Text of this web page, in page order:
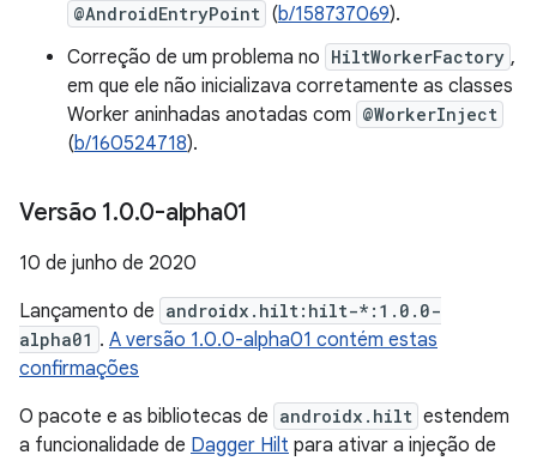
@AndroidEntryPoint (b/158737069).
Correção de um problema no HiltWorkerFactory ,
em que ele não inicializava corretamente as classes
Worker aninhadas anotadas com @WorkerInject
(b/160524718).
Versão 1.0.0-alpha01
10 de junho de 2020
Lançamento de androidx.hilt:hilt-*:1.0.0-
alpha01 . A versão 1.0.0-alpha01 contém estas
confirmações
O pacote e as bibliotecas de androidx.hilt estendem
a funcionalidade de Dagger Hilt para ativar a injeção de